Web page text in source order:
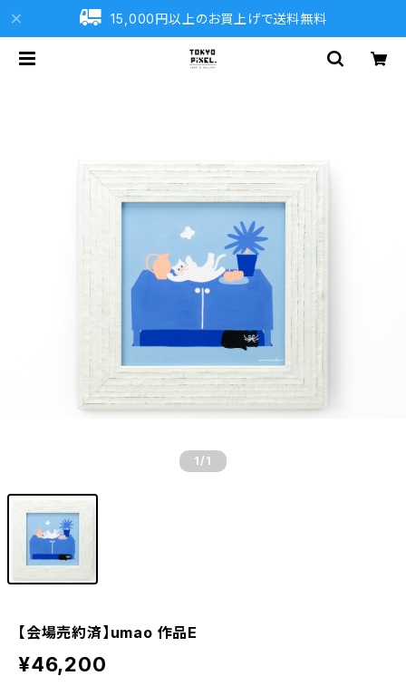
15,000円以上のお買上げで送料無料
1 /1
【会場売約済】umao 作品E
¥46,200